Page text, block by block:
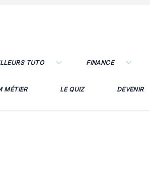
TUTO FINANCE
MÉTIER LE QUIZ DEVENIR